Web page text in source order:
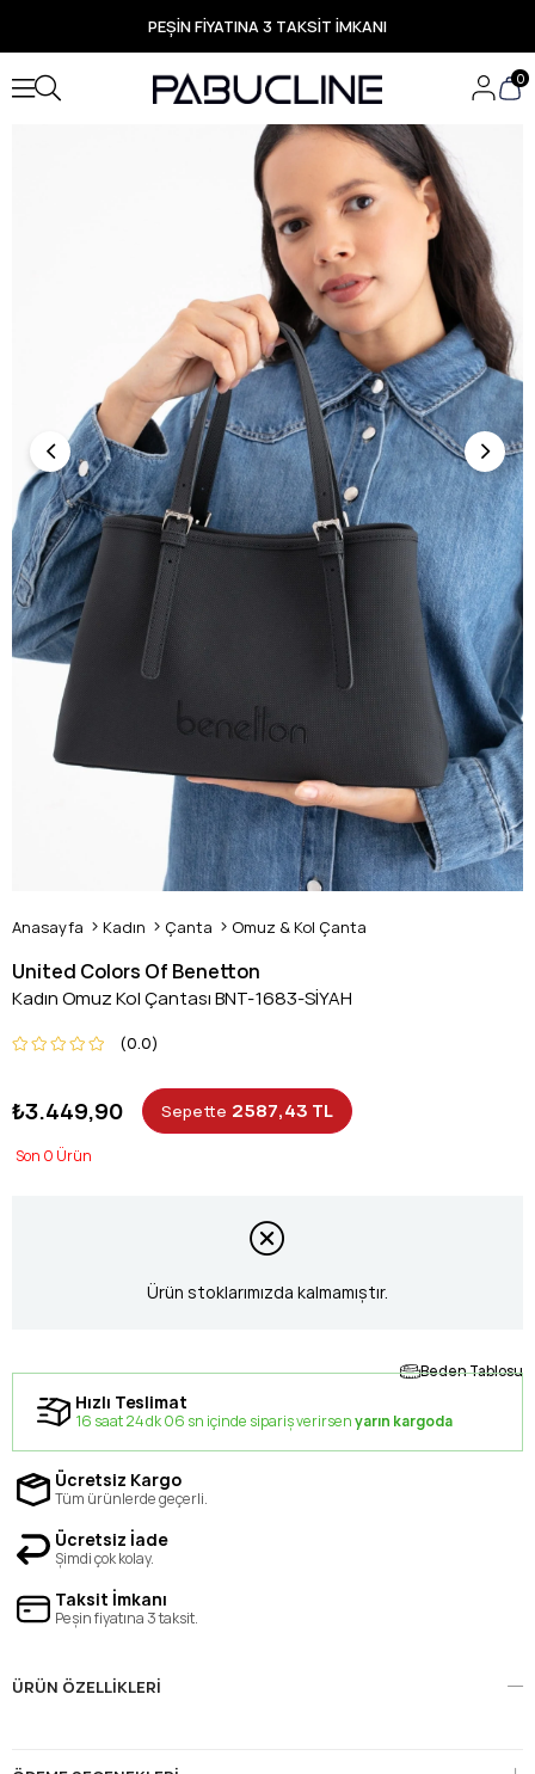
PEŞİN FİYATINA 3 TAKSİT İMKANI
TÜM ÜRÜNLERDE ÜCRETSİZ KARGO
Yeni Sezon Ürünlerde Özel Fırsatlar
Seçili Ürünlerde Hızlı Teslimat
0
Anasayfa Kadın Çanta Omuz & Kol Çanta
United Colors Of Benetton
Kadın Omuz Kol Çantası BNT-1683-SİYAH
0.0
₺3.449,90 Sepette 2587,43 TL
0
Ürün stoklarımızda kalmamıştır.
Beden Tablosu
Hızlı Teslimat
16 saat 24 dk 05 sn içinde sipariş verirsenyarın kargoda
Ücretsiz Kargo
Tüm ürünlerde geçerli.
Ücretsiz İade
Şimdi çok kolay.
Taksit İmkanı
Peşin fiyatına 3 taksit.
ÜRÜN ÖZELLIKLERI